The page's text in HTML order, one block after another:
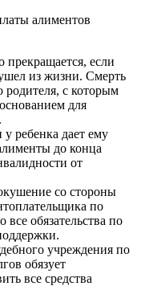
алиментов
прекращается, если
из жизни. Смерть
родителя, с которым
для
у ребенка дает ему
до конца
от
со стороны
по
обязательства по
учреждения по
обязует
все средства